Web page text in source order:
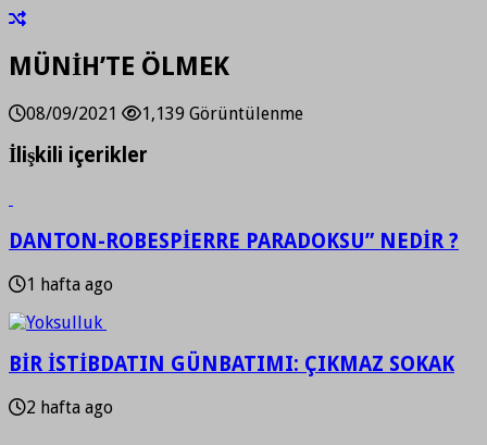
MÜNİH’TE ÖLMEK
08/09/2021 1,139 Görüntülenme
İlişkili içerikler
DANTON-ROBESPİERRE PARADOKSU” NEDİR ?
1 hafta ago
BİR İSTİBDATIN GÜNBATIMI: ÇIKMAZ SOKAK
2 hafta ago